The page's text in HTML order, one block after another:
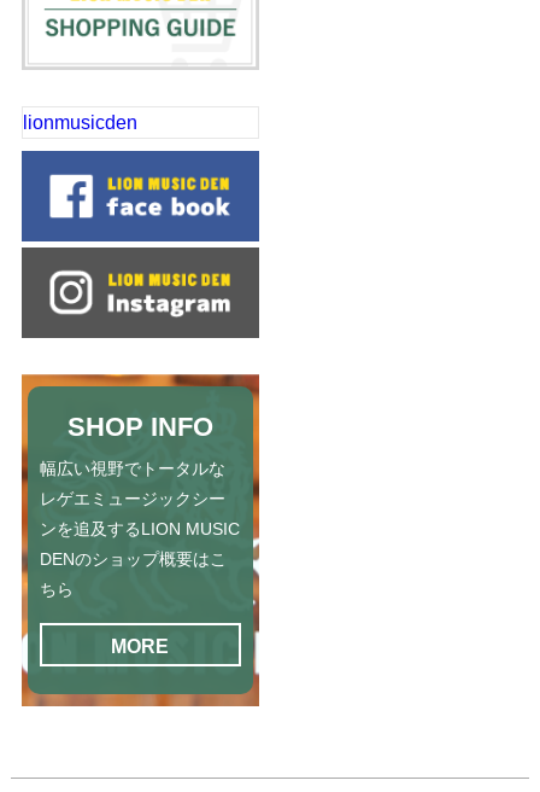
lionmusicden
SHOP INFO
幅広い視野でトータルな
レゲエミュージックシー
ンを追及するLION MUSIC
DENのショップ概要はこ
ちら
MORE